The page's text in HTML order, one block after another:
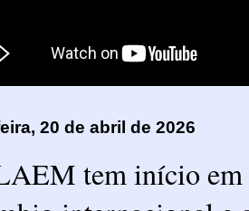
20 de abril de 2026
tem início em